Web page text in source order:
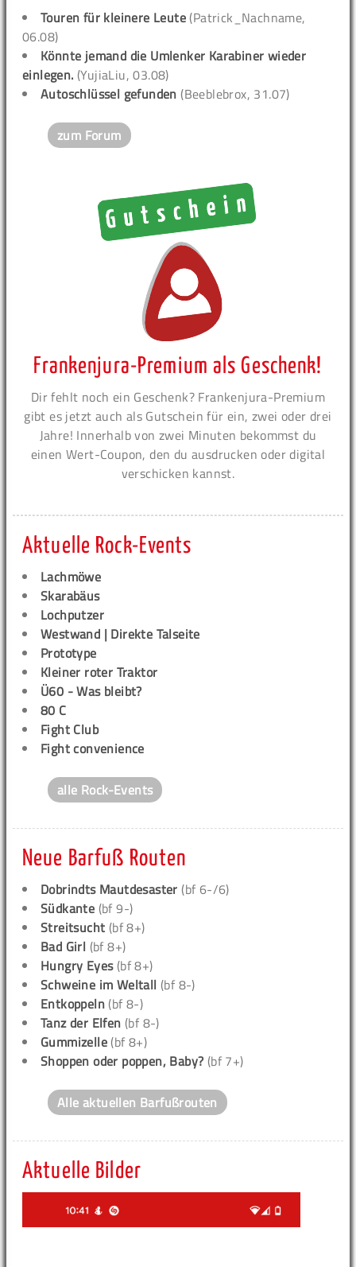
Touren für kleinere Leute (Patrick_Nachname,
06.08)
Könnte jemand die Umlenker Karabiner wieder
einlegen. (YujiaLiu, 03.08)
Autoschlüssel gefunden (Beeblebrox, 31.07)
zum Forum
Frankenjura-Premium als Geschenk!
Dir fehlt noch ein Geschenk? Frankenjura-Premium
gibt es jetzt auch als Gutschein für ein, zwei oder drei
Jahre! Innerhalb von zwei Minuten bekommst du
einen Wert-Coupon, den du ausdrucken oder digital
verschicken kannst.
Aktuelle Rock-Events
Lachmöwe
Skarabäus
Lochputzer
Westwand | Direkte Talseite
Prototype
Kleiner roter Traktor
Ü60 - Was bleibt?
80 C
Fight Club
Fight convenience
alle Rock-Events
Neue Barfuß Routen
Dobrindts Mautdesaster (bf 6-/6)
Südkante (bf 9-)
Streitsucht (bf 8+)
Bad Girl (bf 8+)
Hungry Eyes(bf 8+)
Schweine im Weltall (bf 8-)
Entkoppeln (bf 8-)
Tanz der Elfen (bf 8-)
Gummizelle (bf 8+)
Shoppen oder poppen, Baby? (bf 7+)
Alle aktuellen Barfußrouten
Aktuelle Bilder